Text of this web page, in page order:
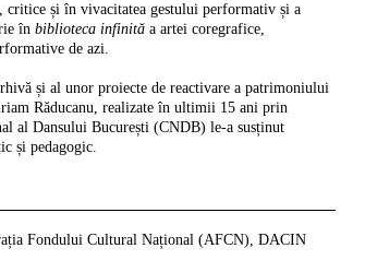
critice și în vivacitatea gestului performativ și a
în biblioteca infinităa artei coregrafice,
de azi.
și al unor proiecte de reactivare a patrimoniului
Răducanu, realizate în ultimii 15 ani prin
al Dansului București (CNDB) le-a susținut
și pedagogic.
Fondului Cultural Național (AFCN), DACIN